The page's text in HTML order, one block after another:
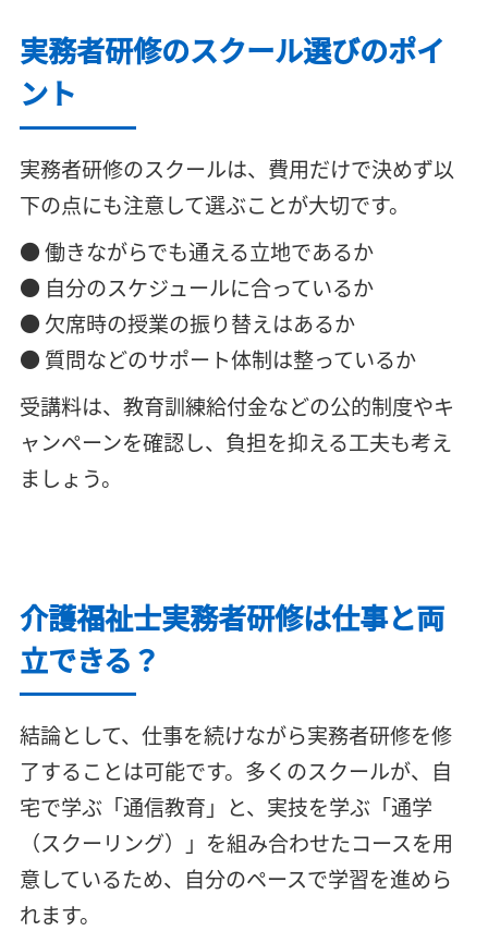
実務者研修のスクール選びのポイ
ント
実務者研修のスクールは、費用だけで決めず以
下の点にも注意して選ぶことが大切です。
● 働きながらでも通える立地であるか
● 自分のスケジュールに合っているか
● 欠席時の授業の振り替えはあるか
● 質問などのサポート体制は整っているか
受講料は、教育訓練給付金などの公的制度やキ
ャンペーンを確認し、負担を抑える工夫も考え
ましょう。
介護福祉士実務者研修は仕事と両
立できる？
結論として、仕事を続けながら実務者研修を修
了することは可能です。多くのスクールが、自
宅で学ぶ「通信教育」と、実技を学ぶ「通学
（スクーリング）」を組み合わせたコースを用
意しているため、自分のペースで学習を進めら
れます。